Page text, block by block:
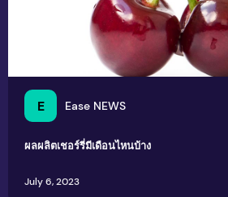
E Ease NEWS
ผลผลิตเชอร์รี่มีเดือนไหนบ้าง
July 6, 2023